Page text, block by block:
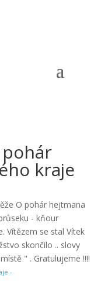
kraje
O pohár hejtmana
- kňour
Vítězem se stal Vítek
skončilo .. slovy
" . Gratulujeme !!!!
-